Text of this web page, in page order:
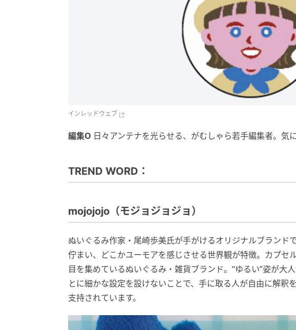
インレッドウェブ
編集O 日々アンテナを光らせる、がむしゃら若手編集者。気
TREND WORD：
mojojojo（モジョジョジョ）
ぬいぐるみ作家・尾崎歩美氏が手がけるオリジナルブランド
佇まい、どこかユーモアを感じさせる世界観が特徴。カプセ
目を集めているぬいぐるみ・雑貨ブランド。“ゆるい”姿が大
とに細かな設定を設けないことで、手に取る人が自由に解釈
支持されています。